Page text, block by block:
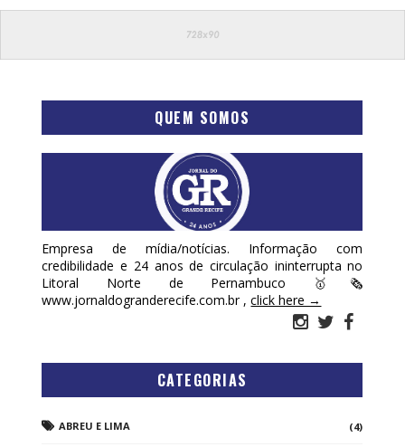
QUEM SOMOS
Empresa de mídia/notícias. Informação com
credibilidade e 24 anos de circulação ininterrupta no
Litoral Norte de Pernambuco 🥇🗞
www.jornaldogranderecife.com.br ,click here →
CATEGORIAS
ABREU E LIMA (4)